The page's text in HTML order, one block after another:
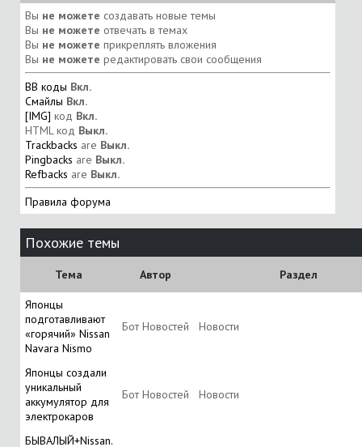
Вы не можете создавать новые темы
Вы не можете отвечать в темах
Вы не можете прикреплять вложения
Вы не можете редактировать свои сообщения
BB коды Вкл.
Смайлы Вкл.
[IMG] код Вкл.
HTML код Выкл.
Trackbacks are Выкл.
Pingbacks are Выкл.
Refbacks are Выкл.
Правила форума
Похожие темы
Тема Автор Раздел
Японцы
подготавливают
«горячий» Nissan
Navara Nismo
Бот Новостей Новости
Японцы создали
уникальный
аккумулятор для
электрокаров
Бот Новостей Новости
БЫВАЛЫЙ+Nissan.